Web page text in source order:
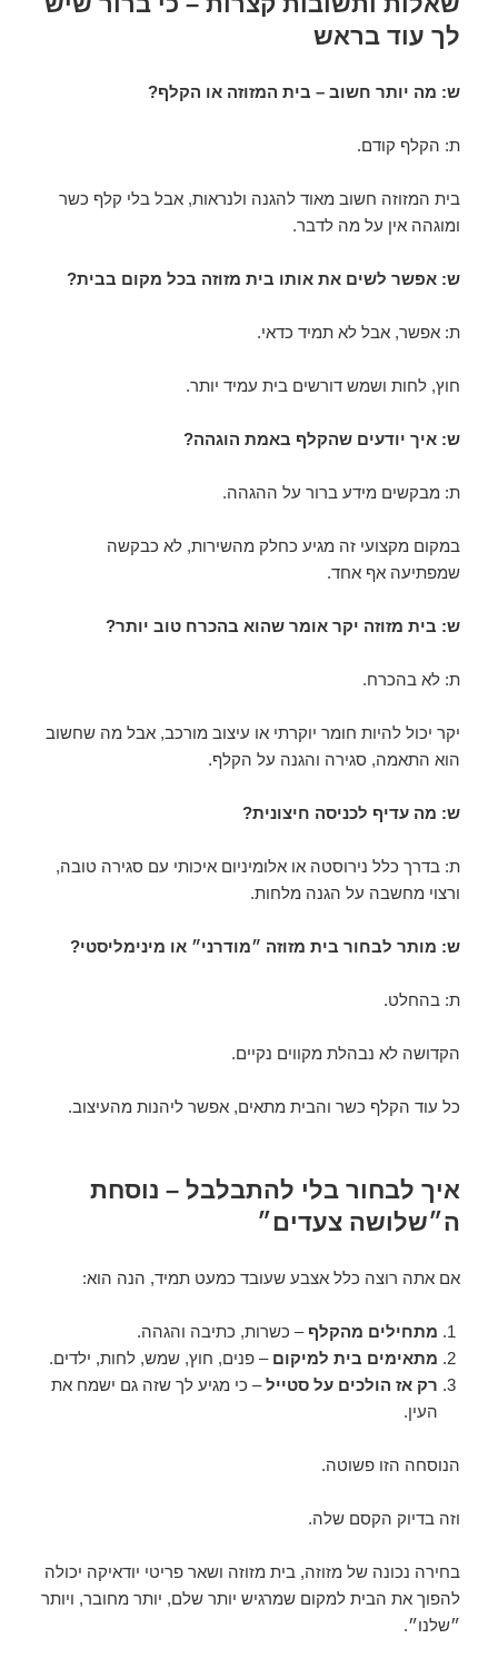
לך עוד בראש
ש: מה יותר חשוב – בית המזוזה או הקלף?
ת: הקלף קודם.
בית המזוזה חשוב מאוד להגנה ולנראות, אבל בלי קלף כשר
ומוגהה אין על מה לדבר.
ש: אפשר לשים את אותו בית מזוזה בכל מקום בבית?
ת: אפשר, אבל לא תמיד כדאי.
חוץ, לחות ושמש דורשים בית עמיד יותר.
ש: איך יודעים שהקלף באמת הוגהה?
ת: מבקשים מידע ברור על ההגהה.
במקום מקצועי זה מגיע כחלק מהשירות, לא כבקשה
שמפתיעה אף אחד.
ש: בית מזוזה יקר אומר שהוא בהכרח טוב יותר?
ת: לא בהכרח.
יקר יכול להיות חומר יוקרתי או עיצוב מורכב, אבל מה שחשוב
הוא התאמה, סגירה והגנה על הקלף.
ש: מה עדיף לכניסה חיצונית?
ת: בדרך כלל נירוסטה או אלומיניום איכותי עם סגירה טובה,
ורצוי מחשבה על הגנה מלחות.
ש: מותר לבחור בית מזוזה ״מודרני״ או מינימליסטי?
ת: בהחלט.
הקדושה לא נבהלת מקווים נקיים.
כל עוד הקלף כשר והבית מתאים, אפשר ליהנות מהעיצוב.
איך לבחור בלי להתבלבל – נוסחת
ה״שלושה צעדים״
אם אתה רוצה כלל אצבע שעובד כמעט תמיד, הנה הוא:
מתחילים מהקלף – כשרות, כתיבה והגהה.
מתאימים בית למיקום – פנים, חוץ, שמש, לחות, ילדים.
רק אז הולכים על סטייל– כי מגיע לך שזה גם ישמח את
העין.
הנוסחה הזו פשוטה.
וזה בדיוק הקסם שלה.
בחירה נכונה של מזוזה, בית מזוזה ושאר פריטי יודאיקה יכולה
להפוך את הבית למקום שמרגיש יותר שלם, יותר מחובר, ויותר
״שלנו״.